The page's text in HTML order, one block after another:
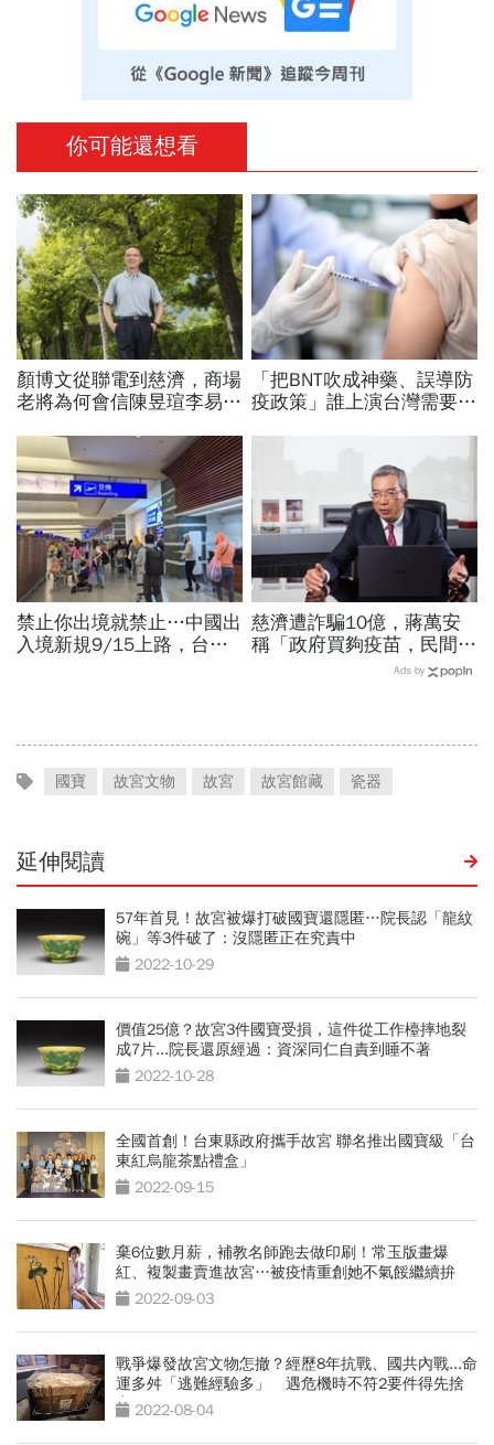
你可能還想看
顏博文從聯電到慈濟，商場
老將為何會信陳昱瑄李易
聲：將捍衛信眾捐款、蔡英
文也說話
「把BNT吹成神藥、誤導防
疫政策」誰上演台灣需要中
禁止你出境就禁止…中國出
入境新規9/15上路，台灣
慈濟遭詐騙10億，蔣萬安
稱「政府買夠疫苗，民間就
不用採購」！謝金河：這句
Ads by
國寶 故宮文物 故宮 故宮館藏 瓷器
延伸閱讀
57年首見！故宮被爆打破國寶還隱匿…院長認「龍紋
碗」等3件破了：沒隱匿正在究責中
2022-10-29
價值25億？故宮3件國寶受損，這件從工作檯摔地裂
成7片...院長還原經過：資深同仁自責到睡不著
2022-10-28
全國首創！台東縣政府攜手故宮 聯名推出國寶級「台
東紅烏龍茶點禮盒」
2022-09-15
棄6位數月薪，補教名師跑去做印刷！常玉版畫爆
紅、複製畫賣進故宮…被疫情重創她不氣餒繼續拚
2022-09-03
戰爭爆發故宮文物怎撤？經歷8年抗戰、國共內戰...命
運多舛「逃難經驗多」 遇危機時不符2要件得先捨
棄 2022-08-04